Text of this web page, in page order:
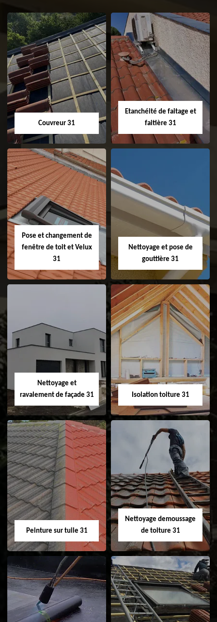
Couvreur 31
Couvreur 31
Etanchéité de faitage et
faitière 31
Etanchéité de
faitage et faitière
31
Pose et changement de
fenêtre de toit et Velux
31
Pose et
changement de
fenêtre de toit et
Velux 31
Nettoyage et pose de
gouttière 31
Nettoyage et pose
Nettoyage et
ravalement de façade 31
Nettoyage et
ravalement de
façade 31
Isolation toiture 31
Isolation toiture 31
Peinture sur tuile 31
Peinture sur tuile
31
Nettoyage demoussage
de toiture 31
Nettoyage
demoussage de